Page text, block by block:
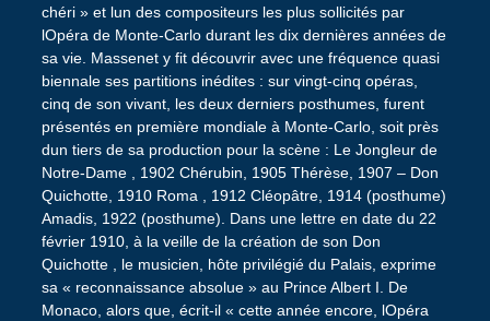
chéri » et lun des compositeurs les plus sollicités par
lOpéra de Monte-Carlo durant les dix dernières années de
sa vie. Massenet y fit découvrir avec une fréquence quasi
biennale ses partitions inédites : sur vingt-cinq opéras,
cinq de son vivant, les deux derniers posthumes, furent
présentés en première mondiale à Monte-Carlo, soit près
dun tiers de sa production pour la scène : Le Jongleur de
Notre-Dame , 1902 Chérubin, 1905 Thérèse, 1907 – Don
Quichotte, 1910 Roma , 1912 Cléopâtre, 1914 (posthume)
Amadis, 1922 (posthume). Dans une lettre en date du 22
février 1910, à la veille de la création de son Don
Quichotte , le musicien, hôte privilégié du Palais, exprime
sa « reconnaissance absolue » au Prince Albert I. De
Monaco, alors que, écrit-il « cette année encore, lOpéra